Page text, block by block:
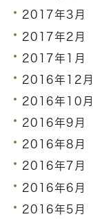
2017年3月
2017年2月
2017年1月
2016年12月
2016年10月
2016年9月
2016年8月
2016年7月
2016年6月
2016年5月